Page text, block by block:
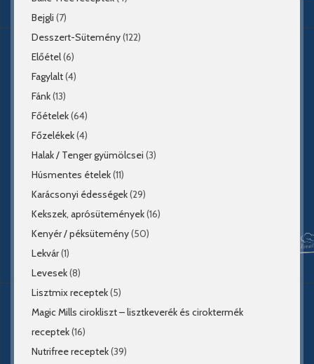
Bejgli (7)
Desszert-Sütemény(122)
Előétel(6)
Fagylalt(4)
Fánk(13)
Főételek(64)
Főzelékek(4)
Halak / Tenger gyümölcsei (3)
Húsmentes ételek(11)
Karácsonyi édességek(29)
Kekszek, aprósütemények(16)
Kenyér / péksütemény(50)
Lekvár(1)
Levesek(8)
Lisztmix receptek(5)
Magic Mills cirokliszt – lisztkeverék és ciroktermék
receptek(16)
Nutrifree receptek(39)